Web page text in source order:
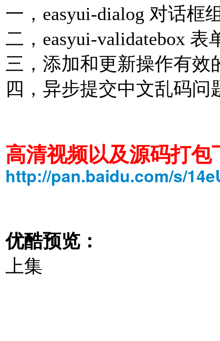
一，easyui-dialog 对话框
二，easyui-validatebox 表
三，添加和更新操作有效
四，异步提交中文乱码问
高清视频以及源码打包
http://pan.baidu.com/s/
优酷预览：
上集